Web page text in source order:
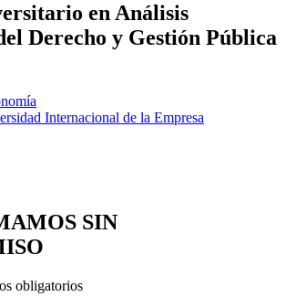
en Análisis
Derecho y Gestión Pública
Internacional de la Empresa
SIN
obligatorios